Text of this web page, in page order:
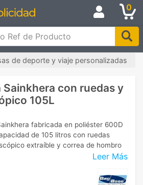
0
de Producto
de deporte y viaje personalizadas
Sainkhera con ruedas y
105L
Leer Más
fabricada en poliéster 600D
de 105 litros con ruedas
extraíble y correa de hombro